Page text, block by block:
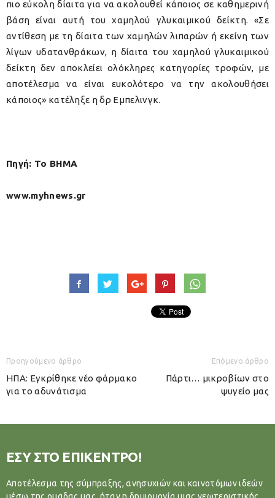
πιο εύκολη δίαιτα για να ακολουθεί κάποιος σε καθημερινή
βάση είναι αυτή του χαμηλού γλυκαιμικού δείκτη. «Σε
αντίθεση με τη δίαιτα των χαμηλών λιπαρών ή εκείνη των
λίγων υδατανθράκων, η δίαιτα του χαμηλού γλυκαιμικού
δείκτη δεν αποκλείει ολόκληρες κατηγορίες τροφών, με
αποτέλεσμα να είναι ευκολότερο να την ακολουθήσει
κάποιος» κατέληξε η δρ Εμπελινγκ.
Πηγή: Το ΒΗΜΑ
www.myhnews.gr
Προηγούμενο άρθρο
ΗΠΑ: Εγκρίθηκε νέο φάρμακο
για το αδυνάτισμα
Επόμενο άρθρο
Πάρτι… μικροβίων στο
ψυγείο μας
ΕΣΥ ΣΤΟ ΕΠΙΚΕΝΤΡΟ!
Αποτέλεσμα της σύμπραξης, ανησυχιών και καινοτόμων ιδεών
μέσω της ομαδας μας, ήταν η δημιουργία μιας νεωτεριστικής